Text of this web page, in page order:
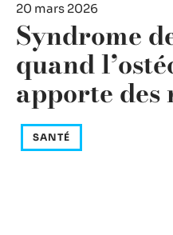
20 mars 2026
Syndrome
quand
apporte des
SANTÉ